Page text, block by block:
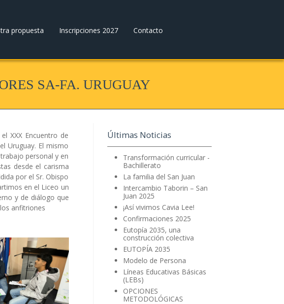
propuesta Inscripciones 2027 Contacto
SA-FA. URUGUAY
XXX Encuentro de
Uruguay. El mismo
personal y en
desde el carisma
por el Sr. Obispo
en el Liceo un
y de diálogo que
anfitriones
Últimas Noticias
Transformación curricular -
Bachillerato
La familia del San Juan
Intercambio Taborin – San
Juan 2025
¡Así vivimos Cavia Lee!
Confirmaciones 2025
Eutopía 2035, una
construcción colectiva
EUTOPÍA 2035
Modelo de Persona
Líneas Educativas Básicas
(LEBs)
OPCIONES
METODOLÓGICAS